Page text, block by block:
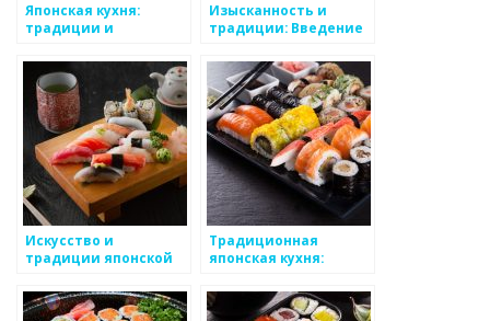
Японская кухня:
традиции и
Изысканность и
традиции: Введение
Искусство и
традиции японской
Традиционная
японская кухня:
гармония